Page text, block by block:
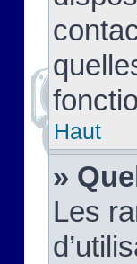
Haut
»
Les